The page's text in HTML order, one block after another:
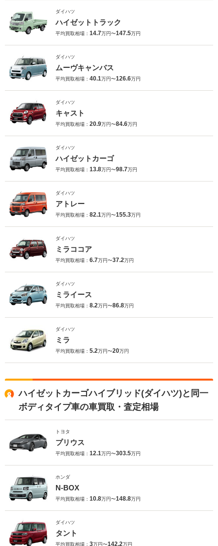
ダイハツ
ハイゼットトラック
平均買取相場： 14.7万円〜147.5万円
ダイハツ
ムーヴキャンバス
平均買取相場： 40.1万円〜126.6万円
ダイハツ
キャスト
平均買取相場： 20.9万円〜84.6万円
ダイハツ
ハイゼットカーゴ
平均買取相場： 13.8万円〜98.7万円
ダイハツ
アトレー
平均買取相場： 82.1万円〜155.3万円
ダイハツ
ミラココア
平均買取相場： 6.7万円〜37.2万円
ダイハツ
ミライース
平均買取相場： 8.2万円〜86.8万円
ダイハツ
ミラ
平均買取相場： 5.2万円〜20万円
ハイゼットカーゴハイブリッド(ダイハツ)と同一
ボディタイプ車の車買取・査定相場
トヨタ
プリウス
平均買取相場： 12.1万円〜303.5万円
ホンダ
N-BOX
平均買取相場： 10.8万円〜148.8万円
ダイハツ
タント
平均買取相場： 3万円〜142.2万円